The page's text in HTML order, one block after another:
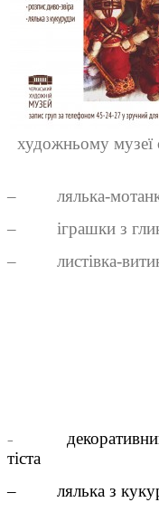
художньому музеї
– лялька-
– іграшки з
– листівка-
–
тіста
– лялька з